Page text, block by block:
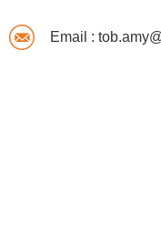
Email :